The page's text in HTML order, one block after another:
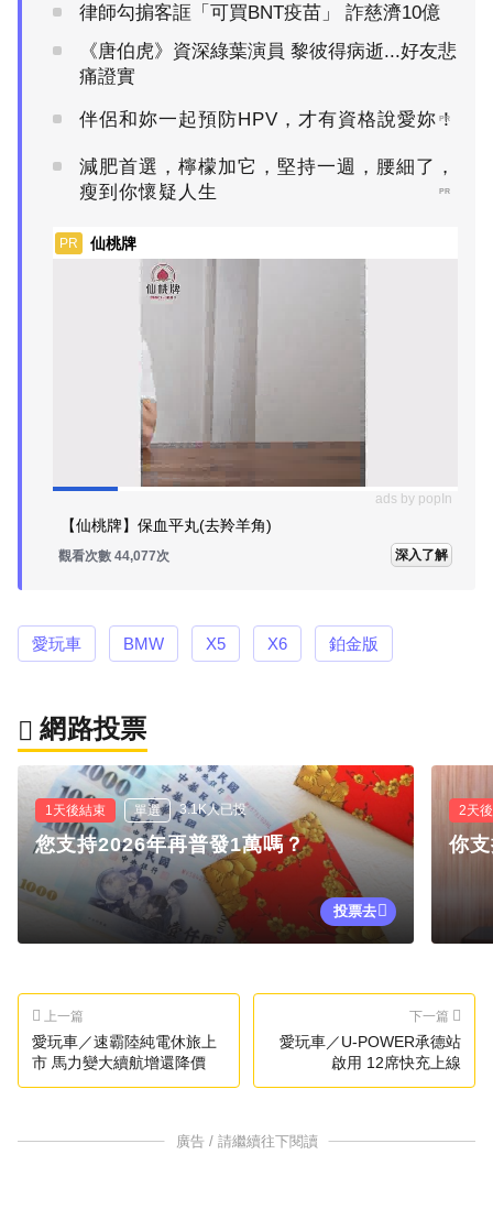
律師勾掮客誆「可買BNT疫苗」 詐慈濟10億
《唐伯虎》資深綠葉演員 黎彼得病逝...好友悲
痛證實
伴侶和妳一起預防HPV，才有資格說愛妳！
PR
減肥首選，檸檬加它，堅持一週，腰細了，
瘦到你懷疑人生
PR
PR 仙桃牌
ads by popIn
【仙桃牌】保血平丸(去羚羊角)
觀看次數 44,077次 深入了解
愛玩車 BMW X5 X6 鉑金版
網路投票
1天後結束 單選 3.1K人已投
您支持2026年再普發1萬嗎？
投票去
2天
你
上一篇
愛玩車／速霸陸純電休旅上
市 馬力變大續航增還降價
下一篇
愛玩車／U-POWER承德站
啟用 12席快充上線
廣告 / 請繼續往下閱讀